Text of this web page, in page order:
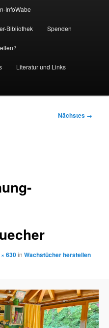
InfoWabe
Bibliothek Spenden
Literatur und Links
Nächstes →
630inWachstücher herstellen